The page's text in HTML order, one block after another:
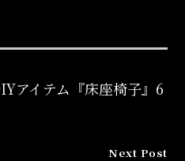
アイテム『床座椅子』6
Next Post